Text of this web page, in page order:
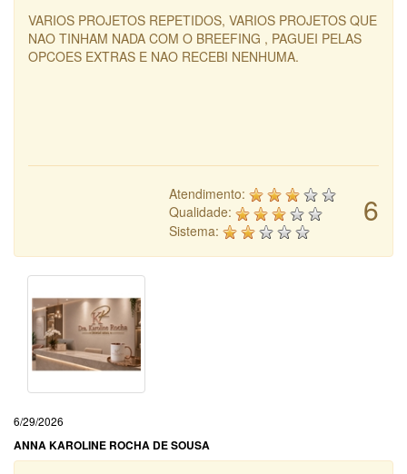
VARIOS PROJETOS REPETIDOS, VARIOS PROJETOS QUE
NAO TINHAM NADA COM O BREEFING , PAGUEI PELAS
OPCOES EXTRAS E NAO RECEBI NENHUMA.
6
Atendimento:
Qualidade:
Sistema:
6/29/2026
ANNA KAROLINE ROCHA DE SOUSA